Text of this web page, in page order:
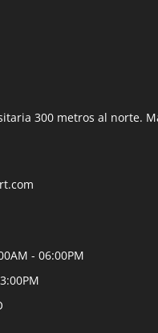
300 metros al norte.
- 06:00PM